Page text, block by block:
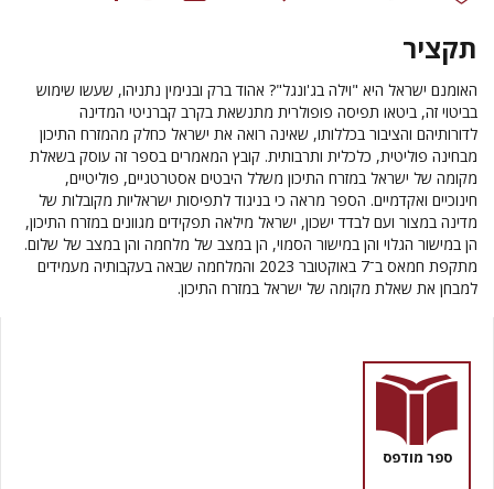
תקציר
האומנם ישראל היא "וילה בג'ונגל"? אהוד ברק ובנימין נתניהו, שעשו שימוש
בביטוי זה, ביטאו תפיסה פופולרית מתנשאת בקרב קברניטי המדינה
לדורותיהם והציבור בכללותו, שאינה רואה את ישראל כחלק מהמזרח התיכון
מבחינה פוליטית, כלכלית ותרבותית. קובץ המאמרים בספר זה עוסק בשאלת
מקומה של ישראל במזרח התיכון משלל היבטים אסטרטגיים, פוליטיים,
חינוכיים ואקדמיים. הספר מראה כי בניגוד לתפיסות ישראליות מקובלות של
מדינה במצור ועם לבדד ישכון, ישראל מילאה תפקידים מגוונים במזרח התיכון,
הן במישור הגלוי והן במישור הסמוי, הן במצב של מלחמה והן במצב של שלום.
מתקפת חמאס ב־7 באוקטובר 2023 והמלחמה שבאה בעקבותיה מעמידים
למבחן את שאלת מקומה של ישראל במזרח התיכון.
ספר מודפס